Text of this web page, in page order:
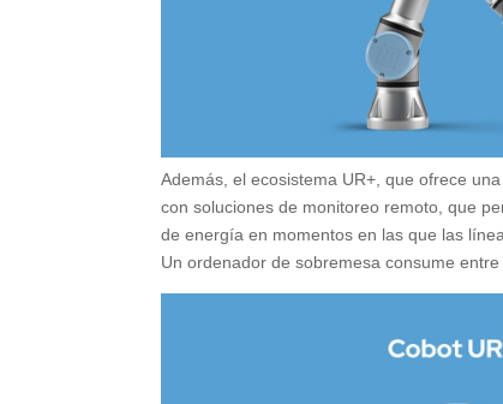
Además, el ecosistema UR+, que ofrece
con soluciones de monitoreo remoto, que
de energía en momentos en las que las
Un ordenador de sobremesa consume